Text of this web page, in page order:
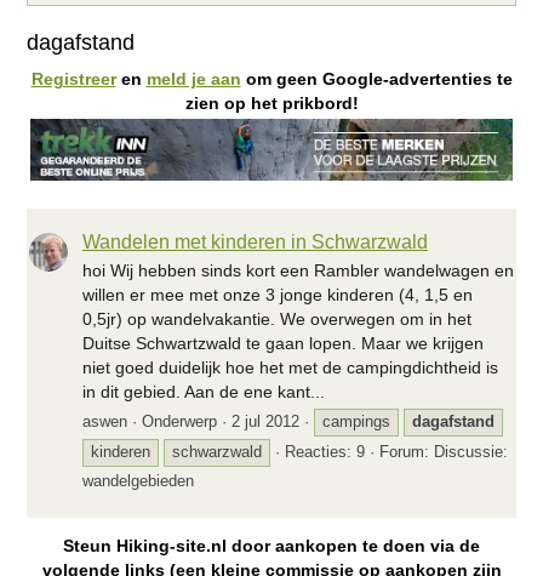
dagafstand
Registreeren meld je aan om geen Google-advertenties te
zien op het prikbord!
Wandelen met kinderen in Schwarzwald
hoi Wij hebben sinds kort een Rambler wandelwagen en
willen er mee met onze 3 jonge kinderen (4, 1,5 en
0,5jr) op wandelvakantie. We overwegen om in het
Duitse Schwartzwald te gaan lopen. Maar we krijgen
niet goed duidelijk hoe het met de campingdichtheid is
in dit gebied. Aan de ene kant...
aswen Onderwerp 2 jul 2012 campings
dagafstand
kinderen
schwarzwald Reacties: 9 Forum: Discussie:
wandelgebieden
Steun Hiking-site.nl door aankopen te doen via de
volgende links (een kleine commissie op aankopen zijn